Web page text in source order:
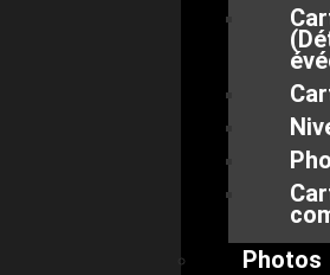
Photos